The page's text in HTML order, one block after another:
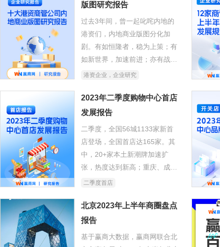
版图研究报告
过去3年间，曾一起叱咤内地的
港资们，内地商业版图分化加
剧。有如恒隆者，稳为上策；有
如新世界，加速前进；亦有战略
收缩者九龙仓，脚步放慢。在后
危机感笼罩在所有港资玩家头
顶。审慎出牌，把控风险，战略
港资企业，企业研究
2023年二季度购物中心首店
发展报告
二季度，全国56城1133家新首
店登场，全国首店达165家。其
中，20+家本土新潮牌加速扩
张，热度达到新高；重庆、成
都、西安蝉联首店TOP10城市；
降……
二季度首店
北京2023年上半年商圈盘点
报告
基于赢商大数据，赢商网联合北